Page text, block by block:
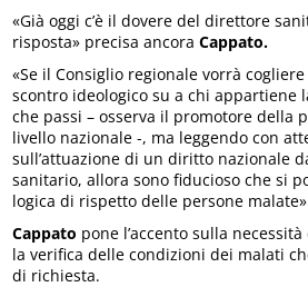
«Già oggi c’è il dovere del direttore
risposta» precisa ancoraCappato.
«Se il Consiglio regionale vorrà
scontro ideologico su a chi appartiene
che passi – osserva il promotore della
livello nazionale -, ma leggendo con
sull’attuazione di un diritto nazionale
sanitario, allora sono fiducioso che si
logica di rispetto delle persone
Cappato pone l’accento sulla
la verifica delle condizioni dei malati
di richiesta.